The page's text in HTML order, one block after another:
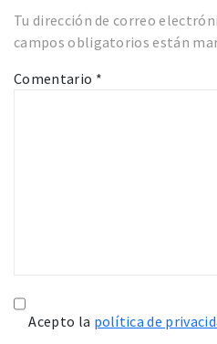
Tu dirección de correo
campos obligatorios están
Comentario *
Acepto la política de